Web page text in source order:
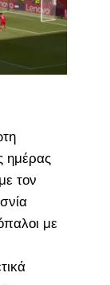
ημέρας
τον
με